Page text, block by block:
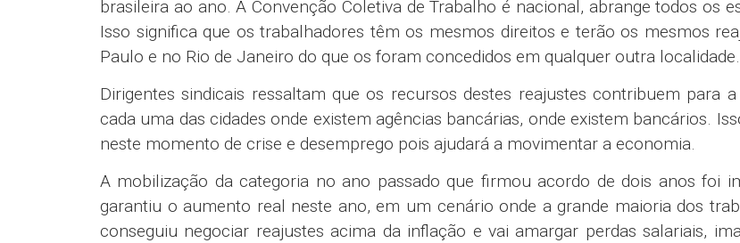
brasileira ao ano. A Convenção Coletiva de Trabalho é nacional, abrange todos os
Isso significa que os trabalhadores têm os mesmos direitos e terão os mesmos
Paulo e no Rio de Janeiro do que os foram concedidos em qualquer outra localidade.
Dirigentes sindicais ressaltam que os recursos destes reajustes contribuem para
cada uma das cidades onde existem agências bancárias, onde existem bancários.
neste momento de crise e desemprego pois ajudará a movimentar a economia.
A mobilização da categoria no ano passado que firmou acordo de dois anos foi
garantiu o aumento real neste ano, em um cenário onde a grande maioria dos
conseguiu negociar reajustes acima da inflação e vai amargar perdas salariais,